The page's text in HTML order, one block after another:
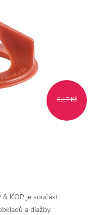
6,17 Kč
& KOP je součást
a dlažby.